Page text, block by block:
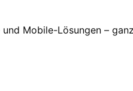
Mobile-Lösungen –